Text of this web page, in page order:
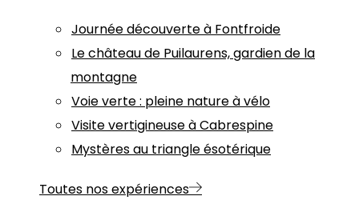
Journée découverte à Fontfroide
Le château de Puilaurens, gardien de la
montagne
Voie verte : pleine nature à vélo
Visite vertigineuse à Cabrespine
Mystères au triangle ésotérique
Toutes nos expériences